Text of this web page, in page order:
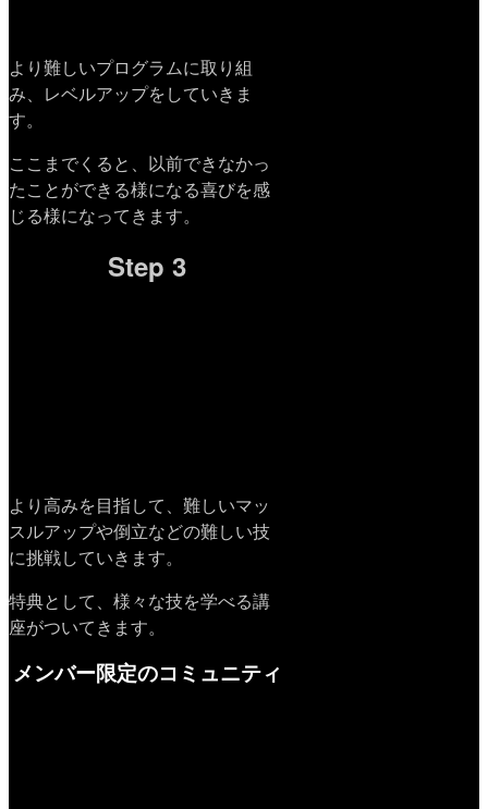
より難しいプログラムに取り組
み、レベルアップをしていきま
す。
ここまでくると、以前できなかっ
たことができる様になる喜びを感
じる様になってきます。
Step 3
より高みを目指して、難しいマッ
スルアップや倒立などの難しい技
に挑戦していきます。
特典として、様々な技を学べる講
座がついてきます。
メンバー限定のコミュニティ